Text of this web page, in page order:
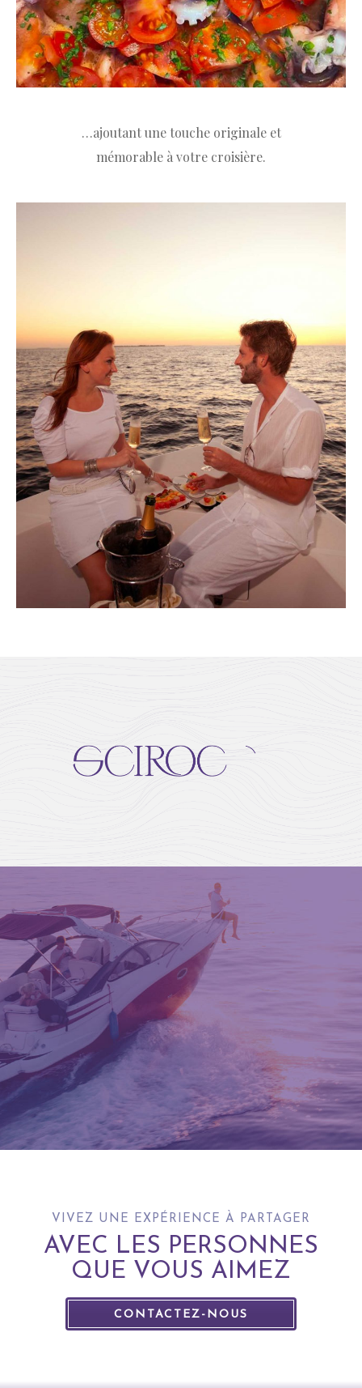
…ajoutant une touche originale et
mémorable à votre croisière.
VIVEZ UNE EXPÉRIENCE À PARTAGER
AVEC LES PERSONNES
QUE VOUS AIMEZ
CONTACTEZ-NOUS